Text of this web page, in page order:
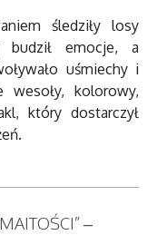
śledziły losy
budził emocje, a
uśmiechy i
wesoły, kolorowy,
który dostarczył
–